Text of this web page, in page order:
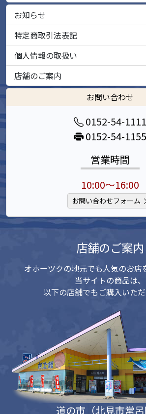
お知らせ
特定商取引法表記
個人情報の取扱い
店舗のご案内
お問い合わせ
0152-54-1111
0152-54-1155
営業時間
10:00～16:00
お問い合わせフォーム
店舗のご案内
オホーツクの地元でも人気のお店
当サイトの商品は、
以下の店舗でもご購入いただ
道の市（北見市常呂